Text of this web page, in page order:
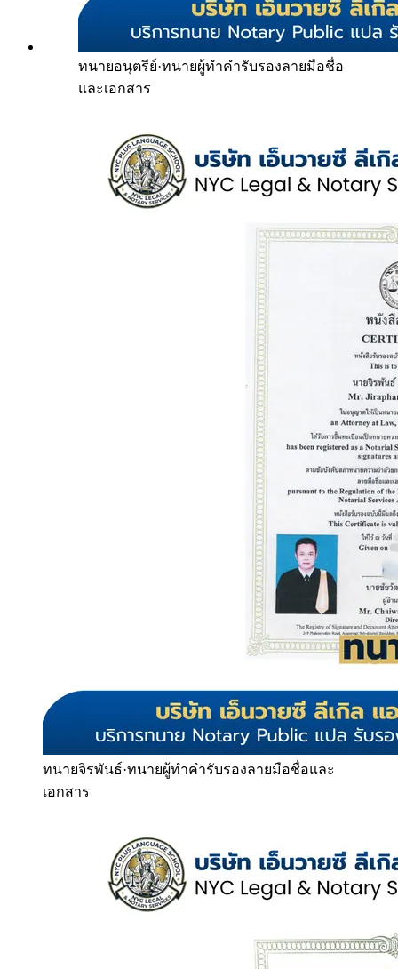
ทนายอนุตรีย์·ทนายผู้ทำคำรับรองลายมือชื่อ
และเอกสาร
ทนายจิรพันธ์·ทนายผู้ทำคำรับรองลายมือชื่อและ
เอกสาร